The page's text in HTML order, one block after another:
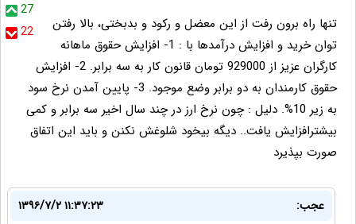
27
22
تنها راه برون رفت از این معضل و رکود و بدبختی، بالا رفتن
توان خرید و افزایش درآمدها با : 1- افزایش حقوق ماهانه
کارگران عزیز از 929000 تومان قانون کار به سه برابر. 2- افزایش
حقوق کارمندان به دو برابر وضع موجود. 3- پایین آمدن نرخ سود
به زیر 10%. دلیل : چون نرخ ارز در چند سال اخیر سه برابر و کمی
بیشترافزایش یافت.. دیگه بیخود شلوغش نکنن و باید این اتفاق
صورت بپذیرد
عجب:
۱۳۹۶/۷/۲ ۱۱:۳۷:۲۳